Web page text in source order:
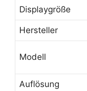
Displaygröße
Hersteller
Modell
Auflösung